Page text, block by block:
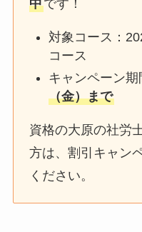
中です！
対象コース：
コース
キャンペーン期
（金）まで
資格の大原の社労
方は、割引キャン
ください。